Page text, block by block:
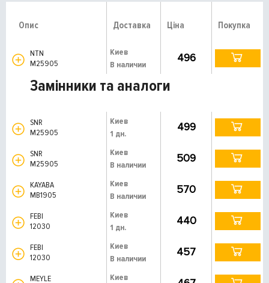
Опис Доставка Ціна Покупка
NTN
M25905
Киев
В наличии
496
Замінники та аналоги
SNR
M25905
Киев
1 дн.
499
SNR
M25905
Киев
В наличии
509
KAYABA
MB1905
Киев
В наличии
570
FEBI
12030
Киев
1 дн.
440
FEBI
12030
Киев
В наличии
457
MEYLE
Киев